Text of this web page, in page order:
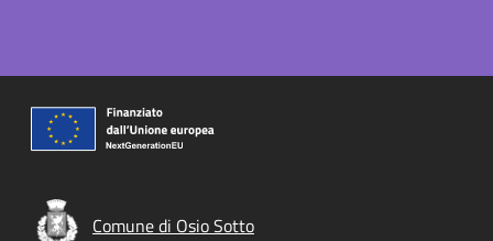
Comune di Osio Sotto